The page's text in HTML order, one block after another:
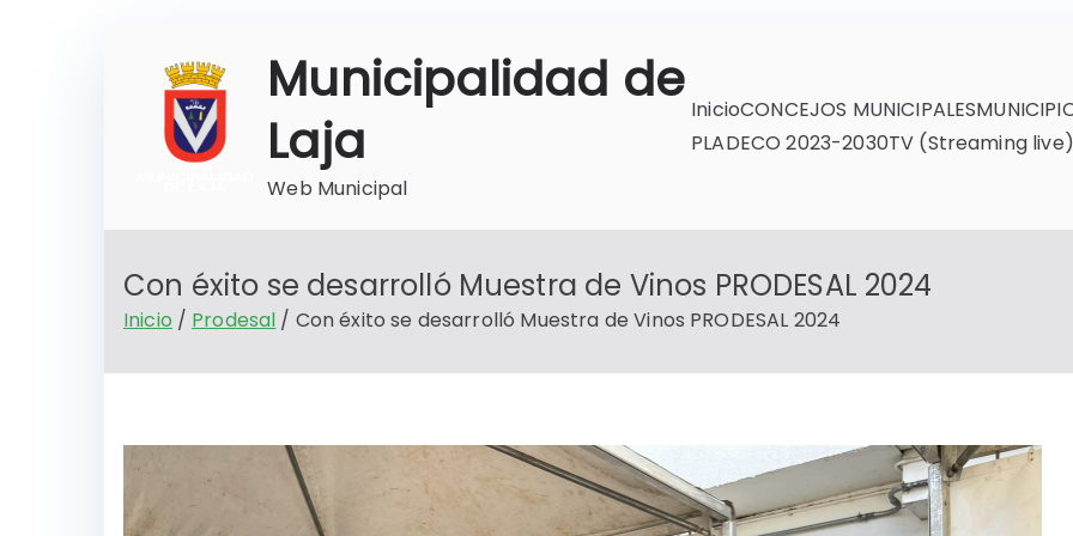
contenido
Municipalidad de
Laja
Web Municipal
InicioCONCEJOS MUNICIPALES
PLADECO 2023-2030TV (Streaming live)
Con éxito se desarrolló Muestra de Vinos PRODESAL 2024
Inicio Prodesal Con éxito se desarrolló Muestra de Vinos PRODESAL 2024